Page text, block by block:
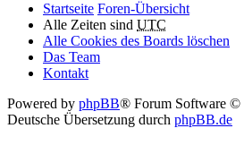
Startseite Foren-Übersicht
Alle Zeiten sind UTC
Alle Cookies des Boards löschen
Das Team
Kontakt
Powered by phpBB® Forum Software ©
Deutsche Übersetzung durch phpBB.de